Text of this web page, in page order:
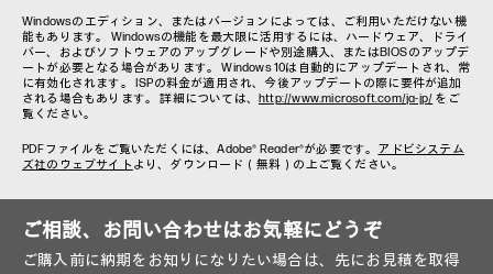
Windowsのエディション、またはバージョンによっては、ご利用いただけない機
能もあります。 Windowsの機能を最大限に活用するには、ハードウェア、ドライ
バー、およびソフトウェアのアップグレードや別途購入、またはBIOSのアップデ
ートが必要となる場合があります。 Windows 10は自動的にアップデートされ、常
に有効化されます。 ISPの料金が適用され、今後アップデートの際に要件が追加
される場合もあります。 詳細については、 http://www.microsoft.com/ja-jp/ をご
覧ください。
PDFファイルをご覧いただくには、Adobe® Reader®が必要です。 アドビシステム
ズ社のウェブサイト より、ダウンロード（無料）の上ご覧ください。
ご相談、お問い合わせはお気軽にどうぞ
ご購入前に納期をお知りになりたい場合は、先にお見積を取得